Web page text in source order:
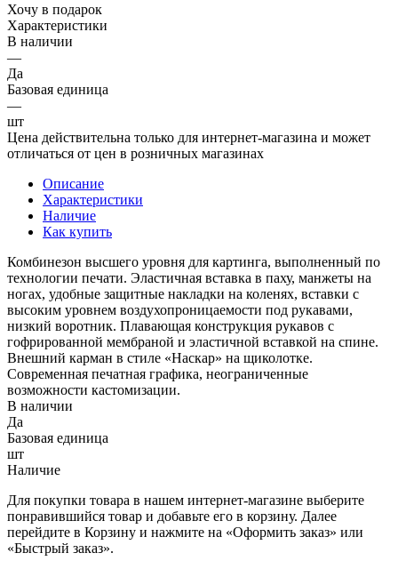
Хочу в подарок
Характеристики
В наличии
—
Да
Базовая единица
—
шт
Цена действительна только для интернет-магазина и может
отличаться от цен в розничных магазинах
Описание
Характеристики
Наличие
Как купить
Комбинезон высшего уровня для картинга, выполненный по
технологии печати. Эластичная вставка в паху, манжеты на
ногах, удобные защитные накладки на коленях, вставки с
высоким уровнем воздухопроницаемости под рукавами,
низкий воротник. Плавающая конструкция рукавов с
гофрированной мембраной и эластичной вставкой на спине.
Внешний карман в стиле «Наскар» на щиколотке.
Современная печатная графика, неограниченные
возможности кастомизации.
В наличии
Да
Базовая единица
шт
Наличие
Для покупки товара в нашем интернет-магазине выберите
понравившийся товар и добавьте его в корзину. Далее
перейдите в Корзину и нажмите на «Оформить заказ» или
«Быстрый заказ».